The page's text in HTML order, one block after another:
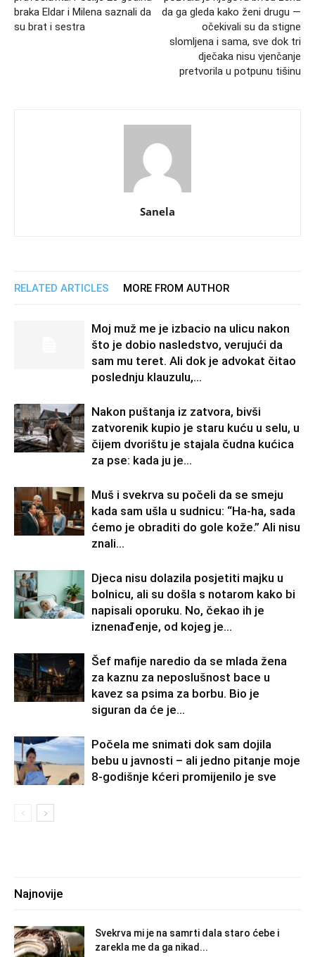
braka Eldar i Milena saznali da
su brat i sestra
da ga gleda kako ženi drugu —
očekivali su da stigne
slomljena i sama, sve dok tri
dječaka nisu vjenčanje
pretvorila u potpunu tišinu
Sanela
RELATED ARTICLES MORE FROM AUTHOR
Moj muž me je izbacio na ulicu nakon
što je dobio nasledstvo, verujući da
sam mu teret. Ali dok je advokat čitao
poslednju klauzulu,...
Nakon puštanja iz zatvora, bivši
zatvorenik kupio je staru kuću u selu, u
čijem dvorištu je stajala čudna kućica
za pse: kada ju je...
Muš i svekrva su počeli da se smeju
kada sam ušla u sudnicu: “Ha-ha, sada
ćemo je obraditi do gole kože.” Ali nisu
znali...
Djeca nisu dolazila posjetiti majku u
bolnicu, ali su došla s notarom kako bi
napisali oporuku. No, čekao ih je
iznenađenje, od kojeg je...
Šef mafije naredio da se mlada žena
za kaznu za neposlušnost bace u
kavez sa psima za borbu. Bio je
siguran da će je...
Počela me snimati dok sam dojila
bebu u javnosti – ali jedno pitanje moje
8-godišnje kćeri promijenilo je sve
Najnovije
Svekrva mi je na samrti dala staro ćebe i
zarekla me da ga nikad...